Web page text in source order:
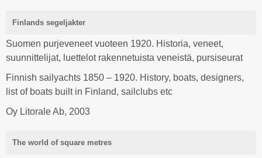
Finlands segeljakter
Suomen purjeveneet vuoteen 1920. Historia, veneet,
suunnittelijat, luettelot rakennetuista veneistä, pursiseurat
Finnish sailyachts 1850 – 1920. History, boats, designers,
list of boats built in Finland, sailclubs etc
Oy Litorale Ab, 2003
The world of square metres